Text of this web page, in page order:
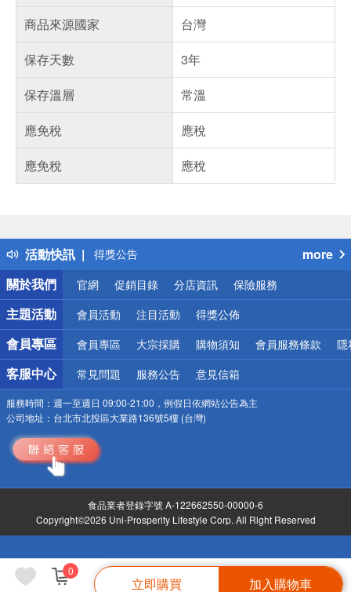
0
立即購買 加入購物車
商品來源國家
台灣
保存天數
3年
保存溫層
常溫
應免稅
應稅
應免稅
應稅
活動快訊
得獎公告
熱門話題
銀行優惠
偏遠地區配送
詐騙網頁！請小心！
more
關於我們
官網 促銷目錄 分店資訊 保險服務
主題活動 會員活動 注目活動 得獎公佈
會員專區 會員專區 大宗採購 購物須知 會員服務條款 隱
客服中心 常見問題 服務公告 意見信箱
服務時間： 週一至週日 09:00-21:00，例假日依網站公告為主
公司地址： 台北市北投區大業路136號5樓 (台灣)
食品業者登錄字號 A-122662550-00000-6
Copyright©2026 Uni-Prosperity Lifestyle Corp. All Right Reserved